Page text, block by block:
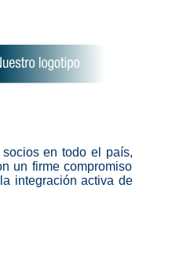
en todo el país,
un firme compromiso
integración activa de